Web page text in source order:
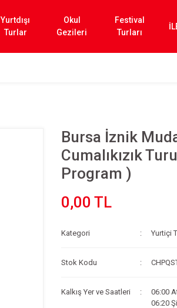
Yurtdışı
Turlar
Okul
Gezileri
Festival
Turları
Bursa İznik
Cumalıkızık
Program )
0,00 TL
Kategori Yurtiçi
Stok Kodu
Kalkış Yer ve Saatleri
06:00
06:20